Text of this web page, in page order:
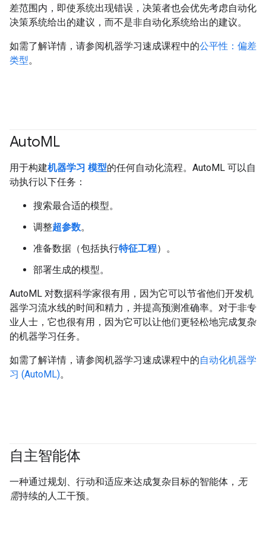
差范围内，即使系统出现错误，决策者也会优先考虑自动化
决策系统给出的建议，而不是非自动化系统给出的建议。
如需了解详情，请参阅机器学习速成课程中的公平性：偏差
类型。
AutoML
用于构建机器学习 模型的任何自动化流程。AutoML 可以自
动执行以下任务：
搜索最合适的模型。
调整超参数。
准备数据（包括执行特征工程）。
部署生成的模型。
AutoML 对数据科学家很有用，因为它可以节省他们开发机
器学习流水线的时间和精力，并提高预测准确率。对于非专
业人士，它也很有用，因为它可以让他们更轻松地完成复杂
的机器学习任务。
如需了解详情，请参阅机器学习速成课程中的自动化机器学
习 (AutoML)。
自主智能体
一种通过规划、行动和适应来达成复杂目标的智能体， 无
需持续的人工干预。